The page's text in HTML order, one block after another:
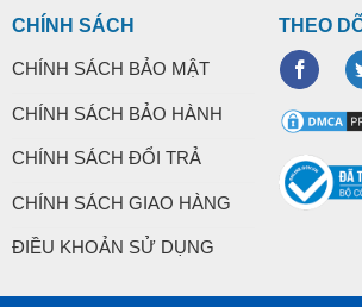
CHÍNH SÁCH
CHÍNH SÁCH BẢO MẬT
CHÍNH SÁCH BẢO HÀNH
CHÍNH SÁCH ĐỔI TRẢ
CHÍNH SÁCH GIAO HÀNG
ĐIỀU KHOẢN SỬ DỤNG
THEO